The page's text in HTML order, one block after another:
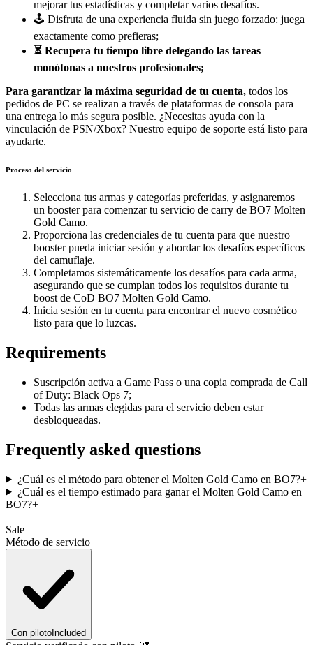
mejorar tus estadísticas y completar varios desafíos.
🕹️ Disfruta de una experiencia fluida sin juego forzado: juega
exactamente como prefieras;
⏳ Recupera tu tiempo libre delegando las tareas
monótonas a nuestros profesionales;
Para garantizar la máxima seguridad de tu cuenta, todos los
pedidos de PC se realizan a través de plataformas de consola para
una entrega lo más segura posible. ¿Necesitas ayuda con la
vinculación de PSN/Xbox? Nuestro equipo de soporte está listo para
ayudarte.
Proceso del servicio
Selecciona tus armas y categorías preferidas, y asignaremos
un booster para comenzar tu servicio de carry de BO7 Molten
Gold Camo.
Proporciona las credenciales de tu cuenta para que nuestro
booster pueda iniciar sesión y abordar los desafíos específicos
del camuflaje.
Completamos sistemáticamente los desafíos para cada arma,
asegurando que se cumplan todos los requisitos durante tu
boost de CoD BO7 Molten Gold Camo.
Inicia sesión en tu cuenta para encontrar el nuevo cosmético
listo para que lo luzcas.
Requirements
Suscripción activa a Game Pass o una copia comprada de Call
of Duty: Black Ops 7;
Todas las armas elegidas para el servicio deben estar
desbloqueadas.
Frequently asked questions
¿Cuál es el método para obtener el Molten Gold Camo en BO7?+
¿Cuál es el tiempo estimado para ganar el Molten Gold Camo en
BO7?+
Sale
Método de servicio
Con piloto Included